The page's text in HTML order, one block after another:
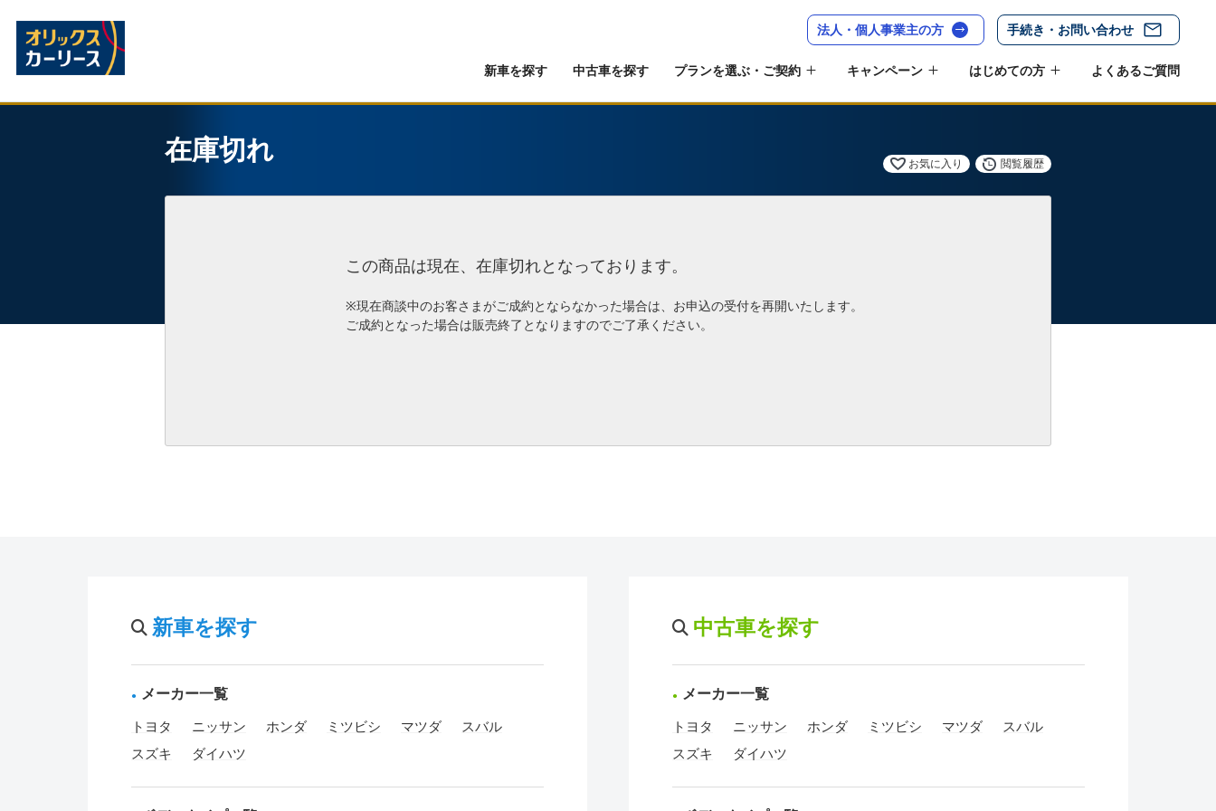
法人・個人事業主の方 手続き・お問い合わせ
新車を探す 中古車を探す プランを選ぶ・ご契約 キャンペーン はじめての方 よくあるご質問
在庫切れ お気に入り 閲覧履歴
この商品は現在、在庫切れとなっております。
※現在商談中のお客さまがご成約とならなかった場合は、お申込の受付を再開いたします。
ご成約となった場合は販売終了となりますのでご了承ください。
新車を探す
メーカー一覧
トヨタ ニッサン ホンダ ミツビシ マツダ
スバル
スズキ
ダイハツ
中古車を探す
メーカー一覧
トヨタ ニッサン ホンダ ミツビシ マツダ
スバル
スズキ
ダイハツ